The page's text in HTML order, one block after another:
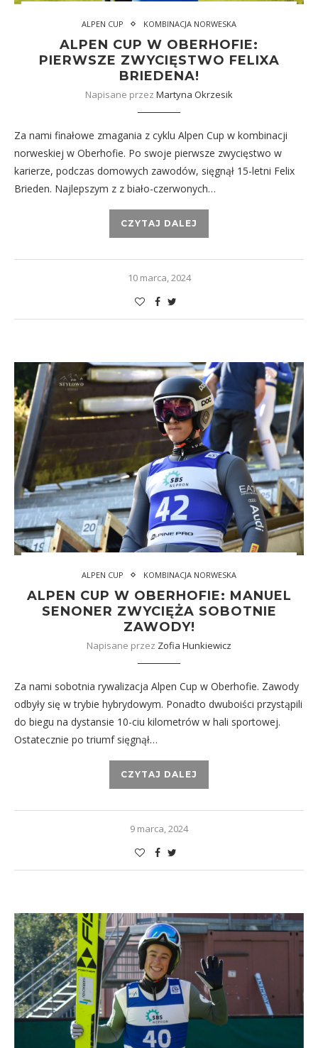
ALPEN CUP KOMBINACJA NORWESKA
ALPEN CUP W OBERHOFIE:
PIERWSZE ZWYCIĘSTWO FELIXA
BRIEDENA!
Napisane przez Martyna Okrzesik
Za nami finałowe zmagania z cyklu Alpen Cup w kombinacji
norweskiej w Oberhofie. Po swoje pierwsze zwycięstwo w
karierze, podczas domowych zawodów, sięgnął 15-letni Felix
Brieden. Najlepszym z z biało-czerwonych…
CZYTAJ DALEJ
10 marca, 2024
ALPEN CUP KOMBINACJA NORWESKA
ALPEN CUP W OBERHOFIE: MANUEL
SENONER ZWYCIĘŻA SOBOTNIE
ZAWODY!
Napisane przez Zofia Hunkiewicz
Za nami sobotnia rywalizacja Alpen Cup w Oberhofie. Zawody
odbyły się w trybie hybrydowym. Ponadto dwuboiści przystąpili
do biegu na dystansie 10-ciu kilometrów w hali sportowej.
Ostatecznie po triumf sięgnął…
CZYTAJ DALEJ
9 marca, 2024